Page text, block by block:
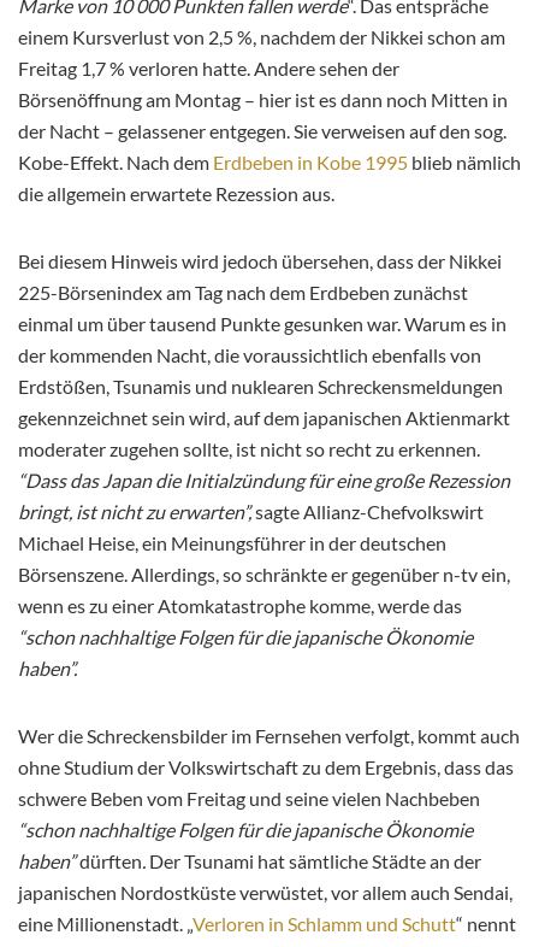
Marke von 10 000 Punkten fallen werde“. Das entspräche
einem Kursverlust von 2,5 %, nachdem der Nikkei schon am
Freitag 1,7 % verloren hatte. Andere sehen der
Börsenöffnung am Montag – hier ist es dann noch Mitten in
der Nacht – gelassener entgegen. Sie verweisen auf den sog.
Kobe-Effekt. Nach dem Erdbeben in Kobe 1995 blieb nämlich
die allgemein erwartete Rezession aus.
Bei diesem Hinweis wird jedoch übersehen, dass der Nikkei
225-Börsenindex am Tag nach dem Erdbeben zunächst
einmal um über tausend Punkte gesunken war. Warum es in
der kommenden Nacht, die voraussichtlich ebenfalls von
Erdstößen, Tsunamis und nuklearen Schreckensmeldungen
gekennzeichnet sein wird, auf dem japanischen Aktienmarkt
moderater zugehen sollte, ist nicht so recht zu erkennen.
“Dass das Japan die Initialzündung für eine große Rezession
bringt, ist nicht zu erwarten”,sagte Allianz-Chefvolkswirt
Michael Heise, ein Meinungsführer in der deutschen
Börsenszene. Allerdings, so schränkte er gegenüber n-tv ein,
wenn es zu einer Atomkatastrophe komme, werde das
“schon nachhaltige Folgen für die japanische Ökonomie
haben”.
Wer die Schreckensbilder im Fernsehen verfolgt, kommt auch
ohne Studium der Volkswirtschaft zu dem Ergebnis, dass das
schwere Beben vom Freitag und seine vielen Nachbeben
“schon nachhaltige Folgen für die japanische Ökonomie
haben”dürften. Der Tsunami hat sämtliche Städte an der
japanischen Nordostküste verwüstet, vor allem auch Sendai,
eine Millionenstadt. „Verloren in Schlamm und Schutt“ nennt